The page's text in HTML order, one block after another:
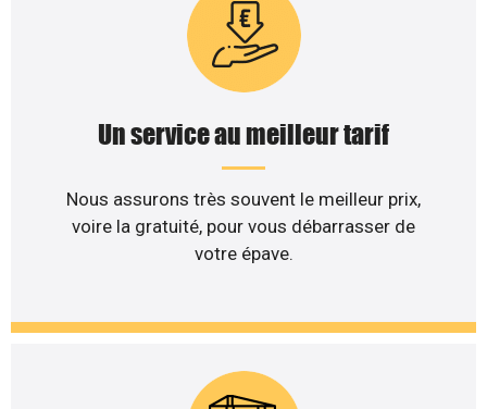
Un service au meilleur tarif
Nous assurons très souvent le meilleur prix,
voire la gratuité, pour vous débarrasser de
votre épave.